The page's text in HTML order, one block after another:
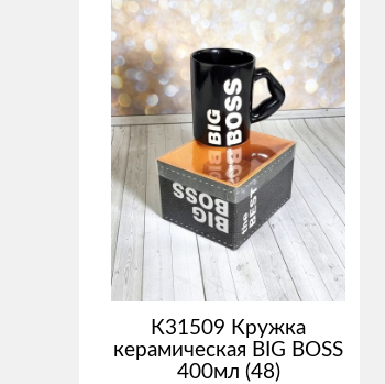
К31509 Кружка
керамическая BIG BOSS
400мл (48)